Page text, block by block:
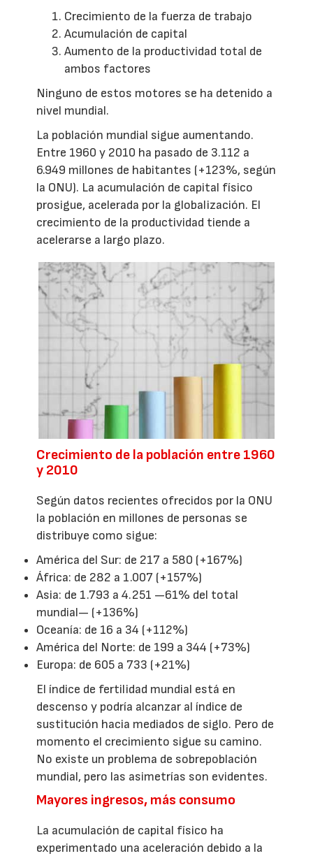
Crecimiento de la fuerza de trabajo
Acumulación de capital
Aumento de la productividad total de
ambos factores
Ninguno de estos motores se ha detenido a
nivel mundial.
La población mundial sigue aumentando.
Entre 1960 y 2010 ha pasado de 3.112 a
6.949 millones de habitantes (+123%, según
la ONU). La acumulación de capital físico
prosigue, acelerada por la globalización. El
crecimiento de la productividad tiende a
acelerarse a largo plazo.
Crecimiento de la población entre 1960
y 2010
Según datos recientes ofrecidos por la ONU
la población en millones de personas se
distribuye como sigue:
América del Sur: de 217 a 580 (+167%)
África: de 282 a 1.007 (+157%)
Asia: de 1.793 a 4.251 —61% del total
mundial— (+136%)
Oceanía: de 16 a 34 (+112%)
América del Norte: de 199 a 344 (+73%)
Europa: de 605 a 733 (+21%)
El índice de fertilidad mundial está en
descenso y podría alcanzar al índice de
sustitución hacia mediados de siglo. Pero de
momento el crecimiento sigue su camino.
No existe un problema de sobrepoblación
mundial, pero las asimetrías son evidentes.
Mayores ingresos, más consumo
La acumulación de capital físico ha
experimentado una aceleración debido a la